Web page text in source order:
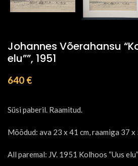
Johannes Võerahansu
elu””, 1951
640 €
Süsi paberil. Raamitud.
Mõõdud: ava 23 x 41 cm, raamiga 37 x
All paremal: JV. 1951 Kolhoos “Uus elu”